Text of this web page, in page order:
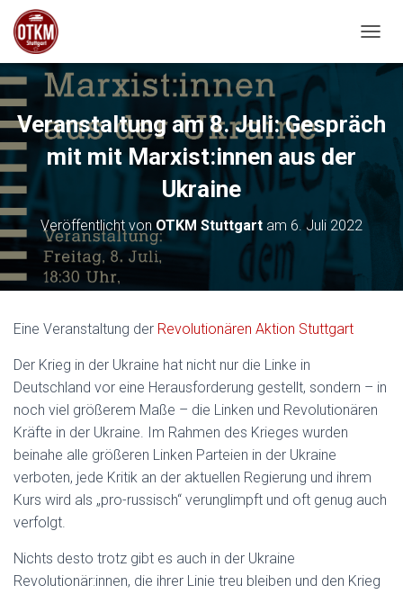
Veranstaltung am 8. Juli: Gespräch
mit mit Marxist:innen aus der
Ukraine
Veröffentlicht von OTKM Stuttgart am 6. Juli 2022
Eine Veranstaltung der Revolutionären Aktion Stuttgart
Der Krieg in der Ukraine hat nicht nur die Linke in
Deutschland vor eine Herausforderung gestellt, sondern – in
noch viel größerem Maße – die Linken und Revolutionären
Kräfte in der Ukraine. Im Rahmen des Krieges wurden
beinahe alle größeren Linken Parteien in der Ukraine
verboten, jede Kritik an der aktuellen Regierung und ihrem
Kurs wird als „pro-russisch“ verunglimpft und oft genug auch
verfolgt.
Nichts desto trotz gibt es auch in der Ukraine
Revolutionär:innen, die ihrer Linie treu bleiben und den Krieg